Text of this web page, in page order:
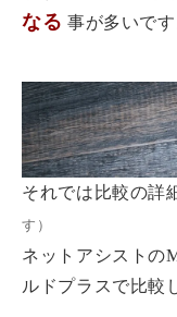
なる 事が多いで
それでは比較の詳
す）
ネットアシストの
ルドプラスで比較